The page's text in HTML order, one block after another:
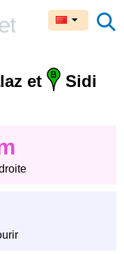
et
Sidi